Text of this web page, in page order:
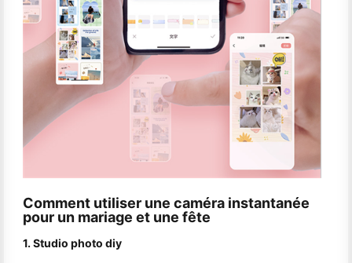
Comment utiliser une caméra instantanée
pour un mariage et une fête
1. Studio photo diy